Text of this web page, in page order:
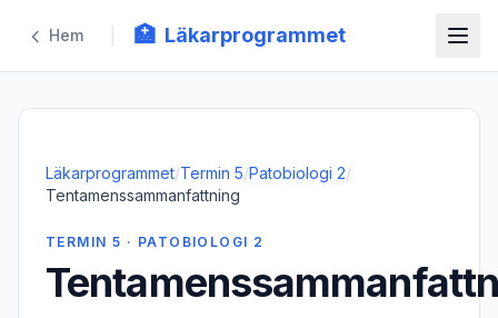
Hem 🏥 Läkarprogrammet
Läkarprogrammet/Termin 5/Patobiologi 2/
Tentamenssammanfattning
TERMIN 5 · PATOBIOLOGI 2